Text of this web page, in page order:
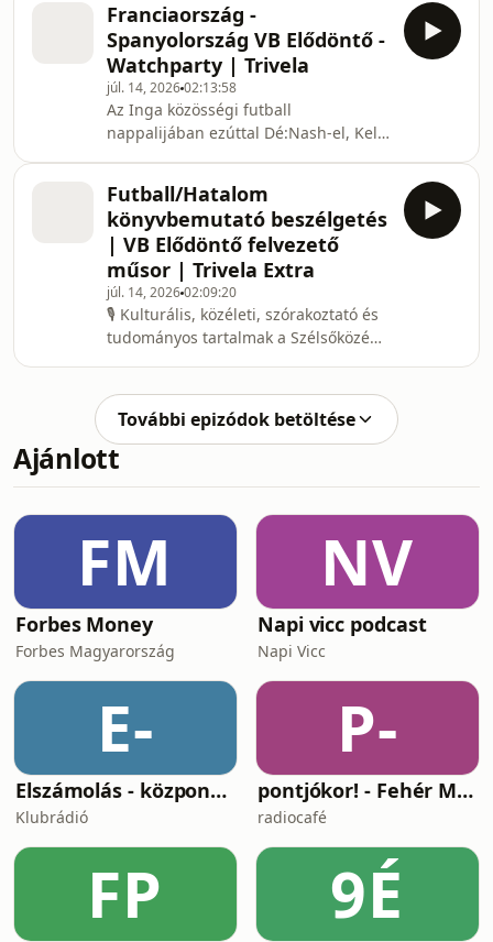
Magyar Önismeret, A Tiltott
Rengeteg, Minden Listája, Pi Slam
klub, Arany-köpés, Keleti & Nagy
FilozófiAI, Resti. Ha nem szeretnél
lemaradni kedvenc műsorod legújabb
adásáról, és szívesen követnél további
hasonló tartalmakat a jövőben,
iratkozz fel
Franciaország -
Spanyolország VB Elődöntő -
Watchparty | Trivela
júl. 14, 202602:13:58
Az Inga közösségi futball
nappalijában ezúttal Dé:Nash-el, Kele
Spanyolország Elődöntőt!⚽️
Futball/Hatalom
könyvbemutató beszélgetés
| VB Elődöntő felvezető
műsor | Trivela Extra
júl. 14, 202602:09:20
🎙️ Kulturális, közéleti, szórakoztató és
tudományos tartalmak a Szélsőközép
Magyar Önismeret, A Tiltott
Rengeteg, Minden Listája, Pi Slam
klub, Arany-köpés, Keleti & Nagy
FilozófiAI, Nyitás előtt. Ha nem
legújabb adásáról, és szívesen
követnél további hasonló tartalmakat
a jövőben, iratko
További epizódok betöltése
Ajánlott
FM
Forbes Money
Forbes Magyarország
NV
Napi vicc podcast
Napi Vicc
E-
Elszámolás - központosítás, lojalitás és a függetlenség ára
Klubrádió
P-
pontjókor! - Fehér Mariannal
radiocafé
FP 9É